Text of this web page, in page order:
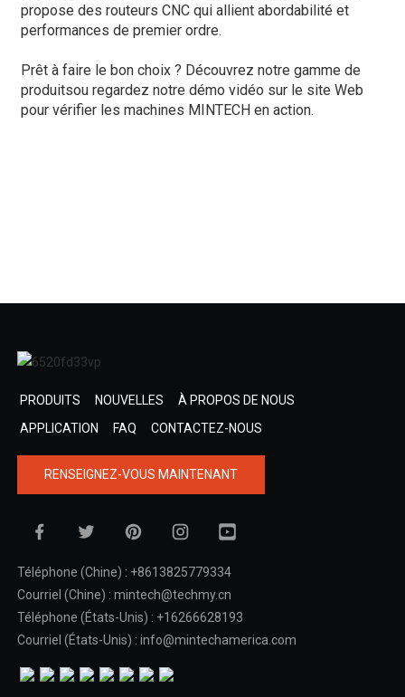
propose des routeurs CNC qui allient abordabilité et
performances de premier ordre.
Prêt à faire le bon choix ? Découvrez notre gamme de
produitsou regardez notre démo vidéo sur le site Web
pour vérifier les machines MINTECH en action.
PRODUITS NOUVELLES
À PROPOS DE NOUS
APPLICATION
FAQ CONTACTEZ-NOUS
RENSEIGNEZ-VOUS MAINTENANT
Téléphone (Chine) : +8613825779334
Courriel (Chine) : mintech@techmy.cn
Téléphone (États-Unis) : +16266628193
Courriel (États-Unis) : info@mintechamerica.com